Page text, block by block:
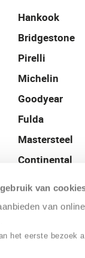
van
van
het eerste bezoek
Hankook
Bridgestone
Pirelli
Michelin
Goodyear
Fulda
Mastersteel
Continental